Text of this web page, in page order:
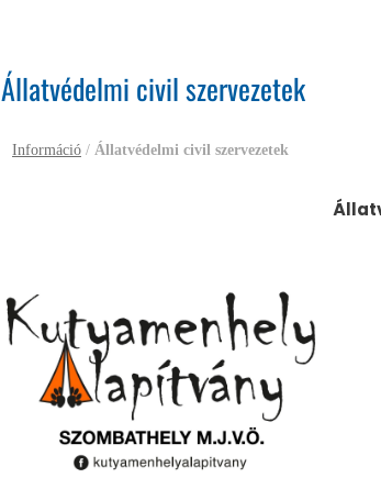
Állatvédelmi civil szervezetek
Információ / Állatvédelmi civil szervezetek